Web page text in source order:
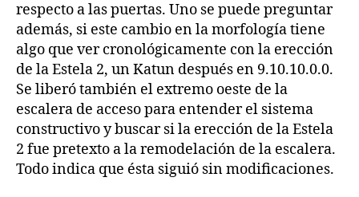
respecto a las puertas. Uno se puede preguntar
además, si este cambio en la morfología tiene
algo que ver cronológicamente con la erección
de la Estela 2, un Katun después en 9.10.10.0.0.
Se liberó también el extremo oeste de la
escalera de acceso para entender el sistema
constructivo y buscar si la erección de la Estela
2 fue pretexto a la remodelación de la escalera.
Todo indica que ésta siguió sin modificaciones.